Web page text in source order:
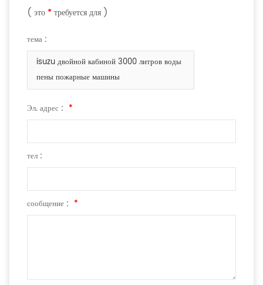
( это * требуется для )
тема :
isuzu двойной кабиной 3000 литров воды
пены пожарные машины
Эл. адрес : *
тел :
сообщение : *